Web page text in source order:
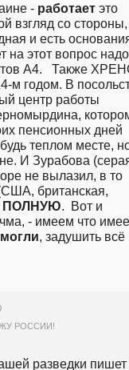
- работает это
взгляд со стороны,
и есть
на этот вопрос надо
А4.   Также
м годом. В
центр работы
пенсионных дней
теплом месте,
И Зурабова
не вылазил, в то
британская,
ПОЛНУЮ.  Вот и
- имеем что
могли, задушить всё
РОССИИ!